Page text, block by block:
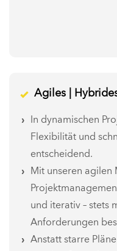
Agiles |
In dynamischen
Flexibilität und
entscheidend.
Mit unseren agilen
und iterativ – stets
Anforderungen
Anstatt starre